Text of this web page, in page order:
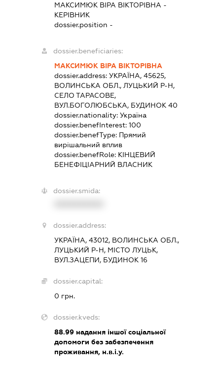
МАКСИМЮК ВІРА ВІКТОРІВНА -
КЕРІВНИК
dossier.position -
dossier.beneficiaries:
МАКСИМЮК ВІРА ВІКТОРІВНА
dossier.address: УКРАЇНА, 45625,
ВОЛИНСЬКА ОБЛ., ЛУЦЬКИЙ Р-Н,
СЕЛО ТАРАСОВЕ,
ВУЛ.БОГОЛЮБСЬКА, БУДИНОК 40
dossier.nationality: Україна
dossier.benefInterest: 100
dossier.benefType: Прямий
вирішальний вплив
dossier.benefRole: КІНЦЕВИЙ
БЕНЕФІЦІАРНИЙ ВЛАСНИК
dossier.smida:
dossier.address:
УКРАЇНА, 43012, ВОЛИНСЬКА ОБЛ.,
ЛУЦЬКИЙ Р-Н, МІСТО ЛУЦЬК,
ВУЛ.ЗАЦЕПИ, БУДИНОК 16
dossier.capital:
0 грн.
dossier.kveds:
88.99надання іншої соціальної
допомоги без забезпечення
проживання, н.в.і.у.